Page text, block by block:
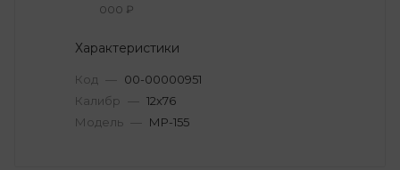
000 ₽
Характеристики
Код — 00-00000951
Калибр — 12х76
Модель — МР-155